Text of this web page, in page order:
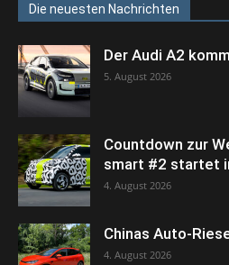
Die neuesten Nachrichten
Der Audi A2
5. August 2026
Countdown zur
smart #2 startet
4. August 2026
Chinas Auto-
4. August 2026